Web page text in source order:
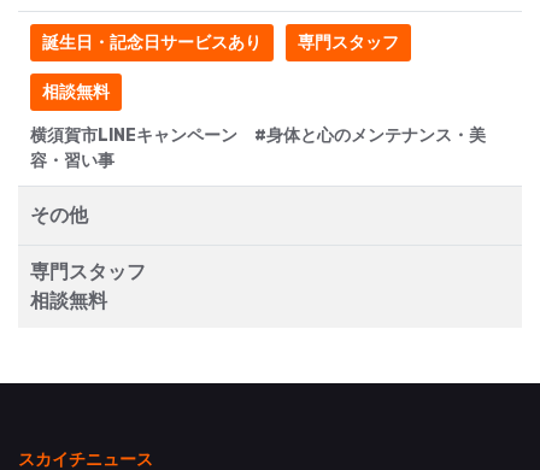
誕生日・記念日サービスあり 専門スタッフ
相談無料
横須賀市LINEキャンペーン #身体と心のメンテナンス・美
容・習い事
その他
専門スタッフ
相談無料
スカイチニュース